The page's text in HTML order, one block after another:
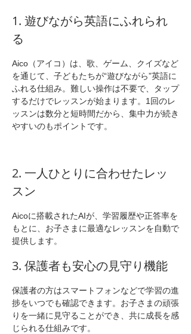
1. 遊びながら英語にふれられ
る
Aico（アイコ）は、歌、ゲーム、クイズなど
を通じて、子どもたちが“遊びながら”英語に
ふれる仕組み。難しい操作は不要で、タップ
するだけでレッスンが始まります。1回のレ
ッスンは数分と短時間だから、集中力が続き
やすいのもポイントです。
2. 一人ひとりに合わせたレッ
スン
Aicoに搭載されたAIが、学習履歴や正答率を
もとに、お子さまに最適なレッスンを自動で
提供します。
3. 保護者も安心の見守り機能
保護者の方はスマートフォンなどで学習の進
捗をいつでも確認できます。お子さまの頑張
りを一緒に見守ることができ、共に成長を感
じられる仕組みです。